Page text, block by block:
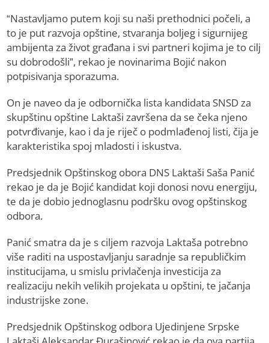
“Nastavljamo putem koji su naši prethodnici počeli, a
to je put razvoja opštine, stvaranja boljeg i sigurnijeg
ambijenta za život građana i svi partneri kojima je to cilj
su dobrodošli”, rekao je novinarima Bojić nakon
potpisivanja sporazuma.
On je naveo da je odbornička lista kandidata SNSD za
skupštinu opštine Laktaši završena da se čeka njeno
potvrđivanje, kao i da je riječ o podmlađenoj listi, čija je
karakteristika spoj mladosti i iskustva.
Predsjednik Opštinskog obora DNS Laktaši Saša Panić
rekao je da je Bojić kandidat koji donosi novu energiju,
te da je dobio jednoglasnu podršku ovog opštinskog
odbora.
Panić smatra da je s ciljem razvoja Laktaša potrebno
više raditi na uspostavljanju saradnje sa republičkim
institucijama, u smislu privlačenja investicija za
realizaciju nekih velikih projekata u opštini, te jačanja
industrijske zone.
Predsjednik Opštinskog odbora Ujedinjene Srpske